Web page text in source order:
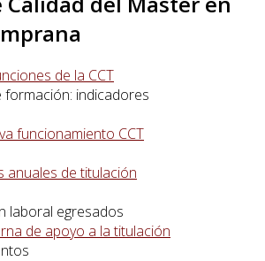
de la CCT
formación: indicadores
funcionamiento CCT
anuales de titulación
laboral egresados
de apoyo a la titulación